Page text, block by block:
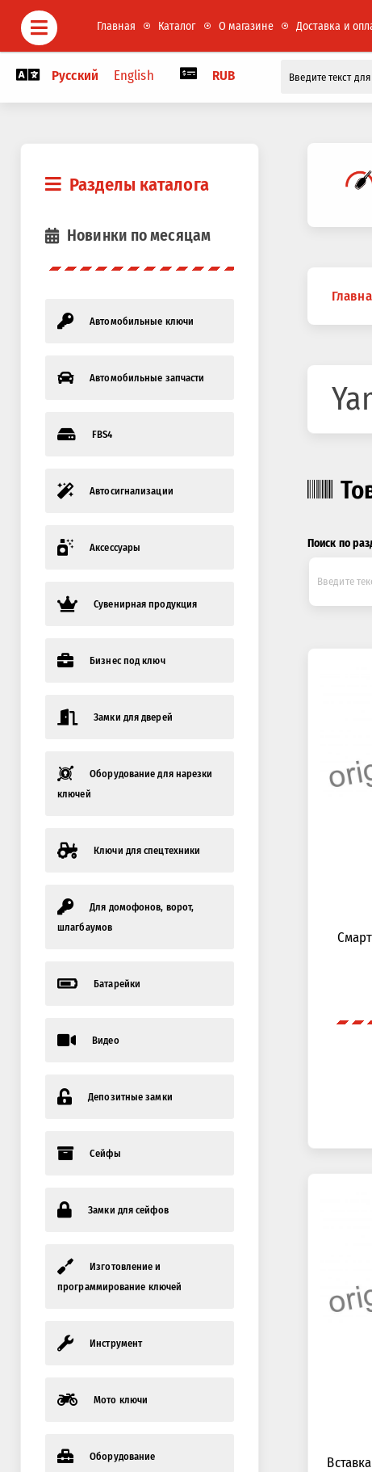
Главная Каталог О магазине Доставка и
Русский English RUB
Разделы каталога
Новинки по месяцам
Автомобильные ключи
Автомобильные запчасти
FBS4
Автосигнализации
Аксессуары
Сувенирная продукция
Бизнес под ключ
Замки для дверей
Оборудование для нарезки
ключей
Ключи для спецтехники
Для домофонов, ворот,
шлагбаумов
Батарейки
Видео
Депозитные замки
Сейфы
Замки для сейфов
Изготовление и
программирование ключей
Инструмент
Мото ключи
Оборудование
здесь
Поиск по